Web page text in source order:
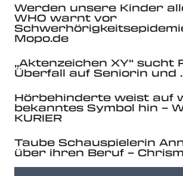
Werden unsere Kinder
WHO warnt vor
Mopo.de
„Aktenzeichen XY“ sucht
Überfall auf Seniorin und
Hörbehinderte weist auf
bekanntes Symbol hin –
KURIER
Taube Schauspielerin
über ihren Beruf –